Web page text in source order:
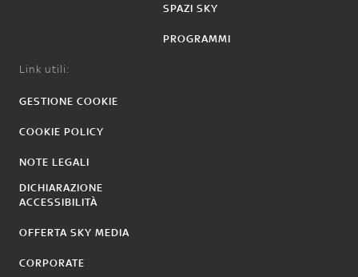
SPAZI SKY
PROGRAMMI
Link utili:
GESTIONE COOKIE
COOKIE POLICY
NOTE LEGALI
DICHIARAZIONE
ACCESSIBILITÀ
OFFERTA SKY MEDIA
CORPORATE